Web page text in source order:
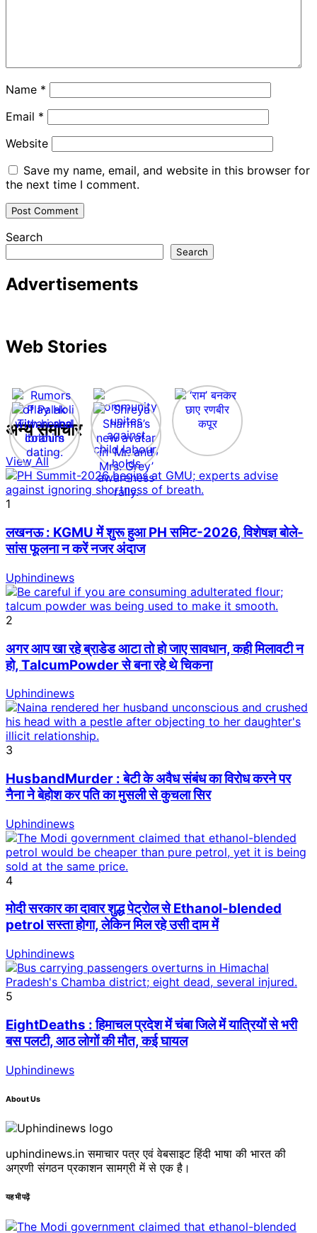
Name *
Email *
Website
Save my name, email, and website in this browser for
the next time I comment.
Search
Search
Advertisements
Web Stories
अन्य समाचार
View All
1
लखनऊ : KGMU में शुरू हुआ PH समिट-2026, विशेषज्ञ बोले-
सांस फूलना न करें नजर अंदाज
Uphindinews
2
अगर आप खा रहे ब्राडेड आटा तो हो जाए सावधान, कही मिलावटी न
हो, TalcumPowder से बना रहे थे चिकना
Uphindinews
3
HusbandMurder : बेटी के अवैध संबंध का विरोध करने पर
नैना ने बेहोश कर पति का मुसली से कुचला सिर
Uphindinews
4
मोदी सरकार का दावार शुद्ध पेट्रोल से Ethanol-blended
petrol सस्ता होगा, लेकिन मिल रहे उसी दाम में
Uphindinews
5
EightDeaths : हिमाचल प्रदेश में चंबा जिले में यात्रियों से भरी
बस पलटी, आठ लोगों की मौत, कई घायल
Uphindinews
About Us
uphindinews.in समाचार पत्र एवं वेबसाइट हिंदी भाषा की भारत की
अग्रणी संगठन प्रकाशन सामग्री में से एक है।
यह भी पढ़ें